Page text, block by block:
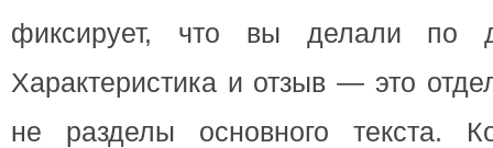
фиксирует, что вы делали по
Характеристика и отзыв — это
не разделы основного текста.